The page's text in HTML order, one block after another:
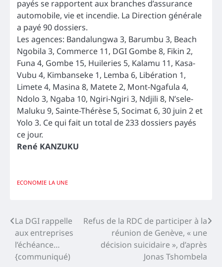
payés se rapportent aux branches d’assurance
automobile, vie et incendie. La Direction générale
a payé 90 dossiers.
Les agences: Bandalungwa 3, Barumbu 3, Beach
Ngobila 3, Commerce 11, DGI Gombe 8, Fikin 2,
Funa 4, Gombe 15, Huileries 5, Kalamu 11, Kasa-
Vubu 4, Kimbanseke 1, Lemba 6, Libération 1,
Limete 4, Masina 8, Matete 2, Mont-Ngafula 4,
Ndolo 3, Ngaba 10, Ngiri-Ngiri 3, Ndjili 8, N’sele-
Maluku 9, Sainte-Thérèse 5, Socimat 6, 30 juin 2 et
Yolo 3. Ce qui fait un total de 233 dossiers payés
ce jour.
René KANZUKU
ECONOMIE LA UNE
Navigation
de
l’article
La DGI rappelle
aux entreprises
l’échéance…
{communiqué)
Refus de la RDC de participer à la
réunion de Genève, « une
décision suicidaire », d’après
Jonas Tshombela